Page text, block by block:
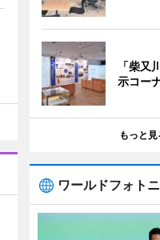
「柴又
示コー
もっと見
ワールドフォト